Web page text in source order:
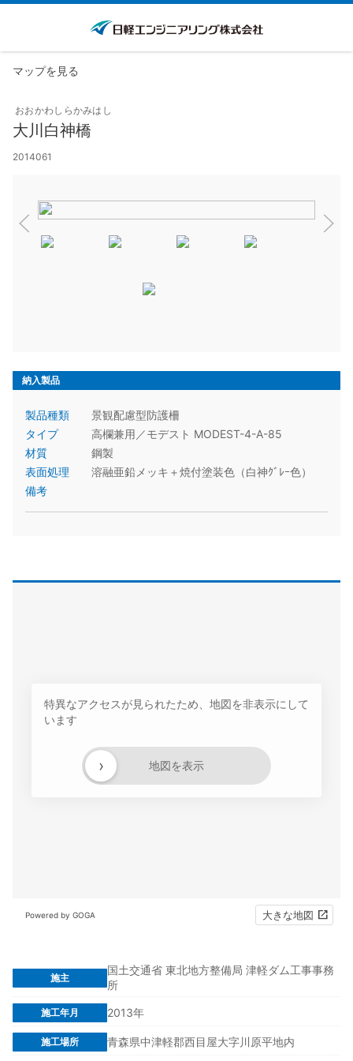
マップを見る
おおかわしらかみはし
大川白神橋
2014061
納入製品
製品種類
景観配慮型防護柵
タイプ
高欄兼用／モデスト MODEST-4-A-85
材質
鋼製
表面処理
溶融亜鉛メッキ＋焼付塗装色（白神ｸﾞﾚｰ色）
備考
特異なアクセスが見られたため、地図を非表示にして
います
地図を表示
›
Powered by GOGA 大きな地図
施主
国土交通省 東北地方整備局 津軽ダム工事事務
所
施工年月 2013年
施工場所 青森県中津軽郡西目屋大字川原平地内